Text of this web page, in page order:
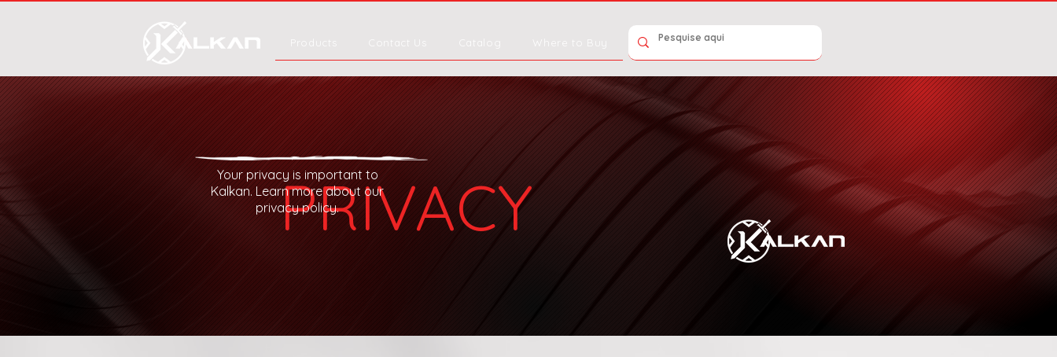
Products Contact Us Catalog Where to Buy
PRIVACY
Your privacy is important to
Kalkan. Learn more about our
privacy policy.